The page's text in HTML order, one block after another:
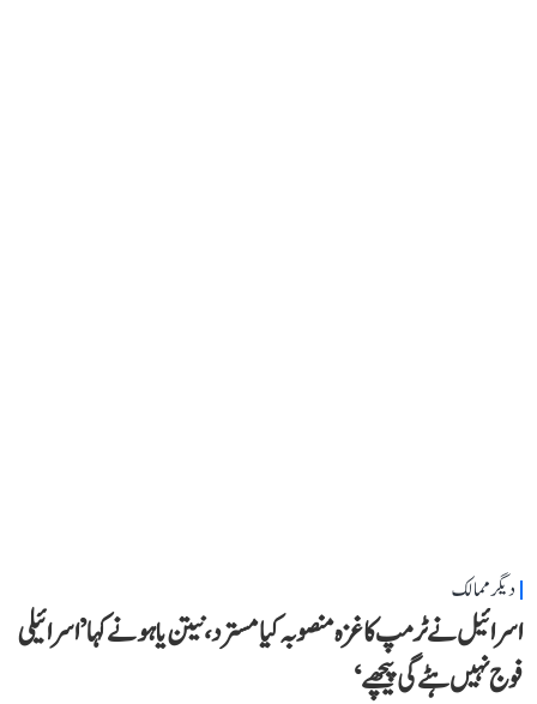
دیگر ممالک
اسرائیل نے ٹرمپ کا غزہ منصوبہ کیا مسترد، نیتن یاہو نے کہا ’اسرائیلی
فوج نہیں ہٹے گی پیچھے‘